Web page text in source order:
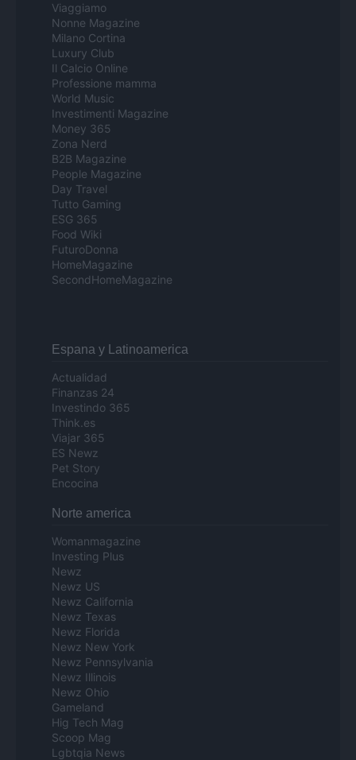
Viaggiamo
Nonne Magazine
Milano Cortina
Luxury Club
Il Calcio Online
Professione mamma
World Music
Investimenti Magazine
Money 365
Zona Nerd
B2B Magazine
People Magazine
Day Travel
Tutto Gaming
ESG 365
Food Wiki
FuturoDonna
HomeMagazine
SecondHomeMagazine
Espana y Latinoamerica
Actualidad
Finanzas 24
Investindo 365
Think.es
Viajar 365
ES Newz
Pet Story
Encocina
Norte america
Womanmagazine
Investing Plus
Newz
Newz US
Newz California
Newz Texas
Newz Florida
Newz New York
Newz Pennsylvania
Newz Illinois
Newz Ohio
Gameland
Hig Tech Mag
Scoop Mag
Lgbtqia News